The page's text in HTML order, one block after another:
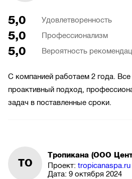
5,0 Удовлетворенность
5,0 Профессионализм
5,0 Вероятность
С компанией работаем 2 года. Все
проактивный подход,
задач в поставленные сроки.
ТО
Тропикана (ООО
Проект: tropicanaspa.ru
Дата: 9 октября 2024